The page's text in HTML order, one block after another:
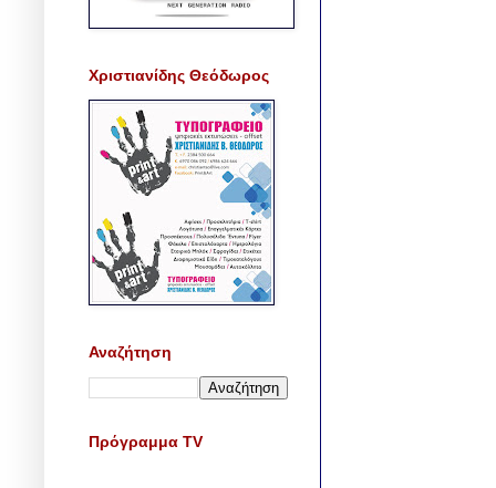
Χριστιανίδης Θεόδωρος
Αναζήτηση
Πρόγραμμα TV